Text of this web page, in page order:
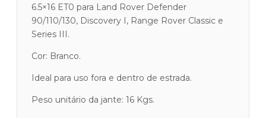
Land
Rover
6.5×16 ET0 para Land Rover Defender
90/110/130, Discovery I, Range Rover Classic e
Series III.
Cor: Branco.
Ideal para uso fora e dentro de estrada.
Peso unitário da jante: 16 Kgs.